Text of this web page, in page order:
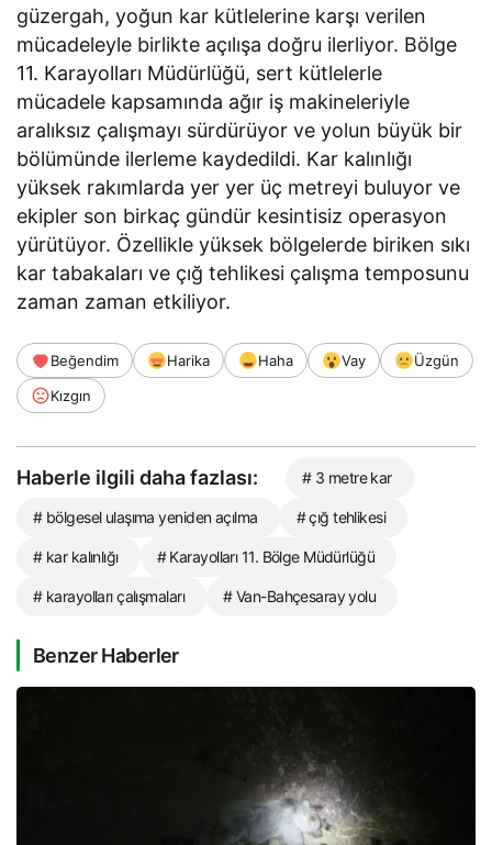
güzergah, yoğun kar kütlelerine karşı verilen
mücadeleyle birlikte açılışa doğru ilerliyor. Bölge
11. Karayolları Müdürlüğü, sert kütlelerle
mücadele kapsamında ağır iş makineleriyle
aralıksız çalışmayı sürdürüyor ve yolun büyük bir
bölümünde ilerleme kaydedildi. Kar kalınlığı
yüksek rakımlarda yer yer üç metreyi buluyor ve
ekipler son birkaç gündür kesintisiz operasyon
yürütüyor. Özellikle yüksek bölgelerde biriken sıkı
kar tabakaları ve çığ tehlikesi çalışma temposunu
zaman zaman etkiliyor.
Beğendim Harika Haha Vay
Üzgün
Kızgın
Haberle ilgili daha fazlası: # 3 metre kar
# bölgesel ulaşıma yeniden açılma # çığ tehlikesi
# kar kalınlığı # Karayolları 11. Bölge Müdürlüğü
# karayolları çalışmaları # Van-Bahçesaray yolu
Benzer Haberler